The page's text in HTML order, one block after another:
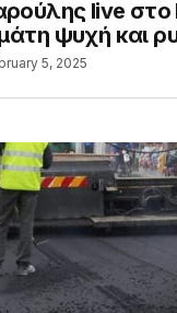
live
ψυχή και
5, 2025